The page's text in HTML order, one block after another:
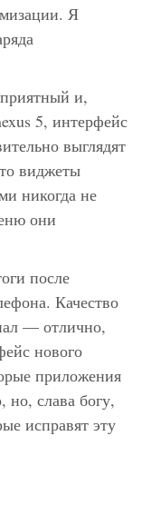
Я
и,
5, интерфейс
выглядят
виджеты
никогда не
они
после
Качество
— отлично,
нового
приложения
слава богу,
исправят эту